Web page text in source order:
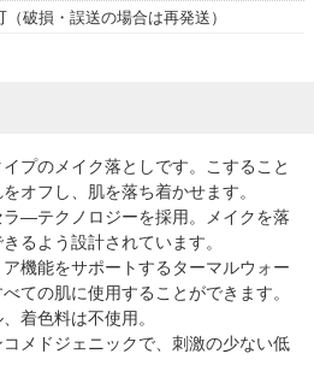
（破損・誤送の場合は再発送）
プのメイク落としです。こすること
オフし、肌を落ち着かせます。
―テクノロジーを採用。メイクを落
るよう設計されています。
機能をサポートするターマルウォー
ての肌に使用することができます。
着色料は不使用。
メドジェニックで、刺激の少ない低